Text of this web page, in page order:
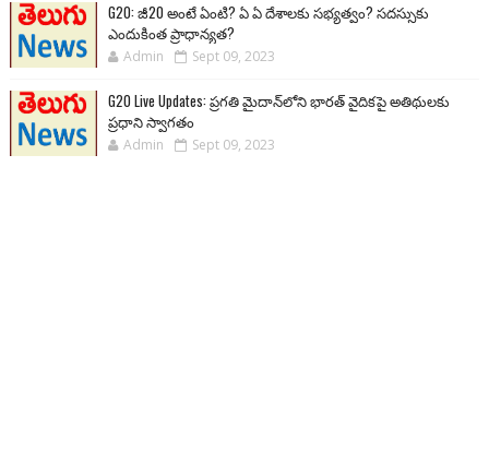
G20: జీ20 అంటే ఏంటి? ఏ ఏ దేశాలకు సభ్యత్వం? సదస్సుకు
ఎందుకింత ప్రాధాన్యత?
Admin Sept 09, 2023
G20 Live Updates: ప్రగతి మైదాన్‌లోని భారత్ వైదికపై అతిథులకు
ప్రధాని స్వాగతం
Admin Sept 09, 2023